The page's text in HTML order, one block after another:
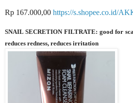
Rp 167.000,00 https://s.shopee.co.id/
SNAIL SECRETION FILTRATE: good for
reduces redness, reduces irritation